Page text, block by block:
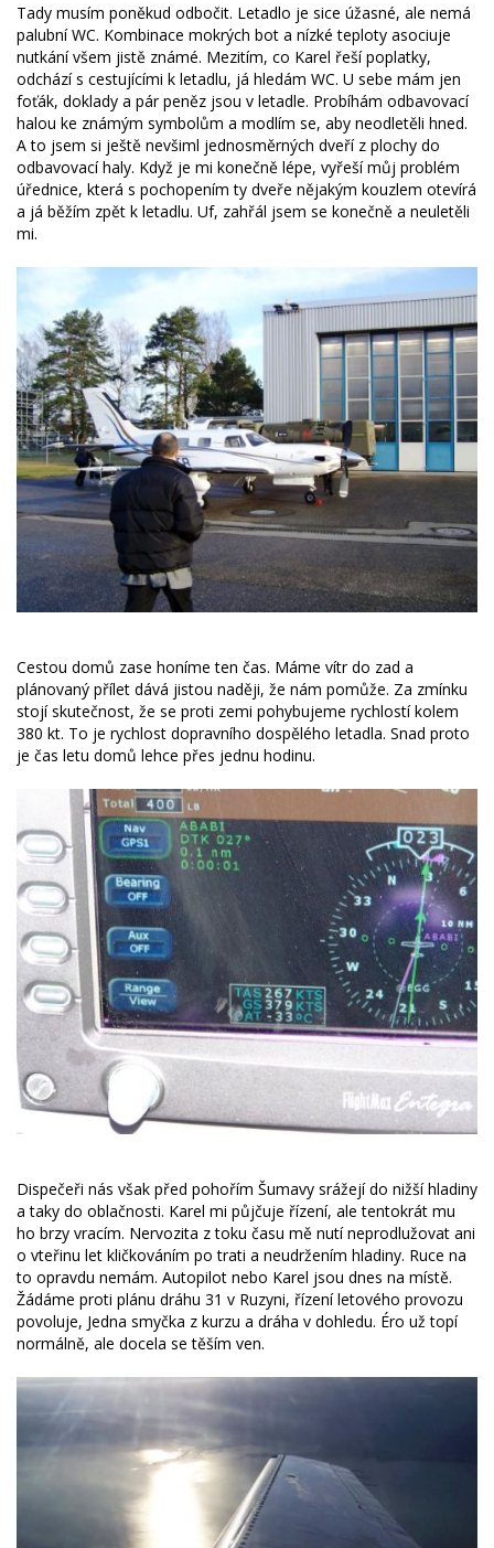
Tady musím poněkud odbočit. Letadlo je sice úžasné, ale nemá
palubní WC. Kombinace mokrých bot a nízké teploty asociuje
nutkání všem jistě známé. Mezitím, co Karel řeší poplatky,
odchází s cestujícími k letadlu, já hledám WC. U sebe mám jen
foťák, doklady a pár peněz jsou v letadle. Probíhám odbavovací
halou ke známým symbolům a modlím se, aby neodletěli hned.
A to jsem si ještě nevšiml jednosměrných dveří z plochy do
odbavovací haly. Když je mi konečně lépe, vyřeší můj problém
úřednice, která s pochopením ty dveře nějakým kouzlem otevírá
a já běžím zpět k letadlu. Uf, zahřál jsem se konečně a neuletěli
mi.
Cestou domů zase honíme ten čas. Máme vítr do zad a
plánovaný přílet dává jistou naději, že nám pomůže. Za zmínku
stojí skutečnost, že se proti zemi pohybujeme rychlostí kolem
380 kt. To je rychlost dopravního dospělého letadla. Snad proto
je čas letu domů lehce přes jednu hodinu.
Dispečeři nás však před pohořím Šumavy srážejí do nižší hladiny
a taky do oblačnosti. Karel mi půjčuje řízení, ale tentokrát mu
ho brzy vracím. Nervozita z toku času mě nutí neprodlužovat ani
o vteřinu let kličkováním po trati a neudržením hladiny. Ruce na
to opravdu nemám. Autopilot nebo Karel jsou dnes na místě.
Žádáme proti plánu dráhu 31 v Ruzyni, řízení letového provozu
povoluje, Jedna smyčka z kurzu a dráha v dohledu. Éro už topí
normálně, ale docela se těším ven.